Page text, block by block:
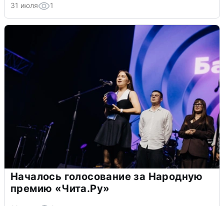
31 июля 1
Началось голосование за Народную
премию «Чита.Ру»